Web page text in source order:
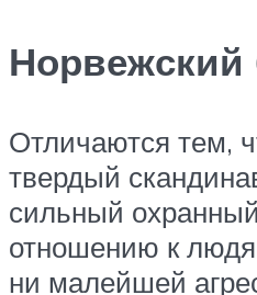
Норвежский
Отличаются тем,
твердый
сильный
отношению к
ни малейшей